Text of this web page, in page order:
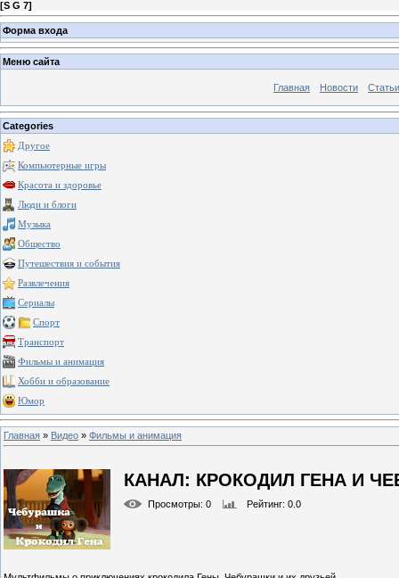
[S G 7]
Форма входа
Меню сайта
Главная Новости Статьи
Categories
Другое
Компьютерные игры
Красота и здоровье
Люди и блоги
Музыка
Общество
Путешествия и события
Развлечения
Сериалы
Спорт
Транспорт
Фильмы и анимация
Хобби и образование
Юмор
Главная » Видео » Фильмы и анимация
КАНАЛ: КРОКОДИЛ ГЕНА И
Просмотры: 0 Рейтинг: 0.0